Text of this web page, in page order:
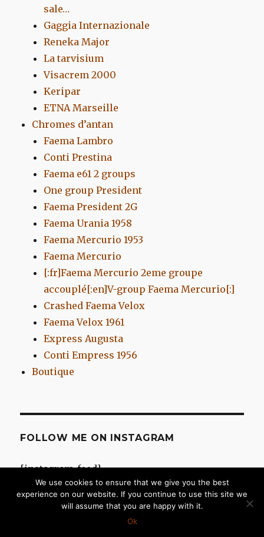
sale…
Gaggia Internazionale
Reneka Major
La tarvisium
Visacrem 2000
Keripar
ETNA Marseille
Chromes d’antan
Faema Lambro
Conti Prestina
Faema e61 2 groups
One group President
Faema President 2G
Faema Urania 1958
Faema Mercurio 1953
Faema Mercurio
[:fr]Faema Mercurio 2eme groupe
accouplé[:en]V-group Faema Mercurio[:]
Crashed Faema Velox
Faema Velox 1961
Express Augusta
Conti Empress 1956
Boutique
FOLLOW ME ON INSTAGRAM
[instagram-feed]
Fièrement propulsé par WordPress
We use cookies to ensure that we give you the best
experience on our website. If you continue to use this site we
will assume that you are happy with it.
Ok